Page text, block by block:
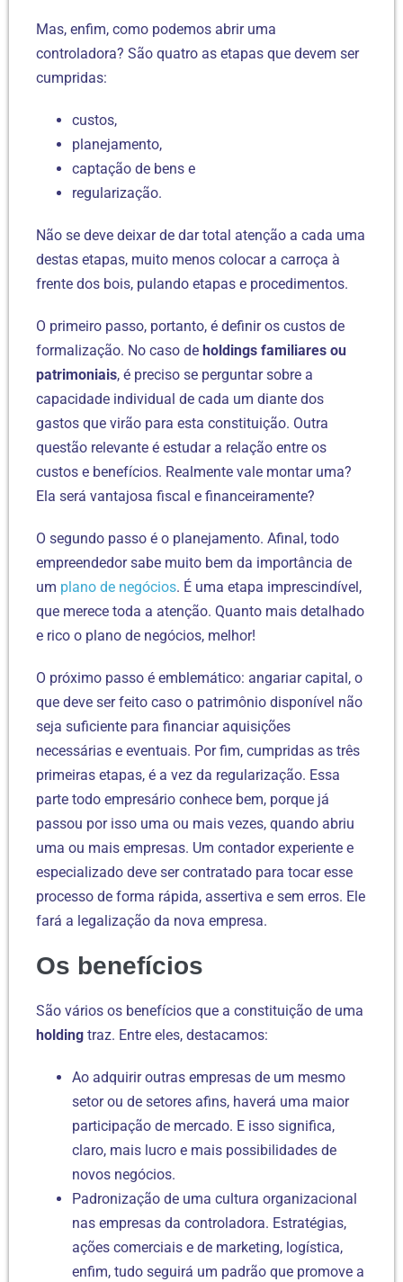
Mas, enfim, como podemos abrir uma
controladora? São quatro as etapas que devem ser
cumpridas:
custos,
planejamento,
captação de bens e
regularização.
Não se deve deixar de dar total atenção a cada uma
destas etapas, muito menos colocar a carroça à
frente dos bois, pulando etapas e procedimentos.
O primeiro passo, portanto, é definir os custos de
formalização. No caso de holdings familiares ou
patrimoniais, é preciso se perguntar sobre a
capacidade individual de cada um diante dos
gastos que virão para esta constituição. Outra
questão relevante é estudar a relação entre os
custos e benefícios. Realmente vale montar uma?
Ela será vantajosa fiscal e financeiramente?
O segundo passo é o planejamento. Afinal, todo
empreendedor sabe muito bem da importância de
um plano de negócios. É uma etapa imprescindível,
que merece toda a atenção. Quanto mais detalhado
e rico o plano de negócios, melhor!
O próximo passo é emblemático: angariar capital, o
que deve ser feito caso o patrimônio disponível não
seja suficiente para financiar aquisições
necessárias e eventuais. Por fim, cumpridas as três
primeiras etapas, é a vez da regularização. Essa
parte todo empresário conhece bem, porque já
passou por isso uma ou mais vezes, quando abriu
uma ou mais empresas. Um contador experiente e
especializado deve ser contratado para tocar esse
processo de forma rápida, assertiva e sem erros. Ele
fará a legalização da nova empresa.
Os benefícios
São vários os benefícios que a constituição de uma
holding traz. Entre eles, destacamos:
Ao adquirir outras empresas de um mesmo
setor ou de setores afins, haverá uma maior
participação de mercado. E isso significa,
claro, mais lucro e mais possibilidades de
novos negócios.
Padronização de uma cultura organizacional
nas empresas da controladora. Estratégias,
ações comerciais e de marketing, logística,
enfim, tudo seguirá um padrão que promove a